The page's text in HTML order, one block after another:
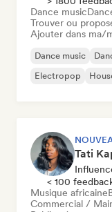
Dance music
Trouver ou
Ajouter dans ma/
Dance music
Electropop
Tati
< 100
Musique africaine
Commercial /